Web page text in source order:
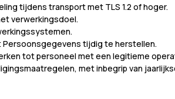
tijdens transport met TLS 1.2 of hoger.
verwerkingsdoel.
Persoonsgegevens tijdig te herstellen.
tot personeel met een legitieme
met inbegrip van